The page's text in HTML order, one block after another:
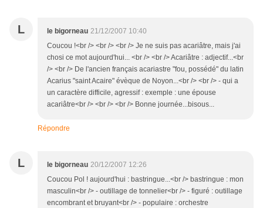
L le bigorneau 21/12/2007 10:40
Coucou !<br /> <br /> <br /> Je ne suis pas acariâtre, mais j'ai
chosi ce mot aujourd'hui... <br /> <br /> Acariâtre : adjectif...<br
/> <br /> De l'ancien français acariastre "fou, possédé" du latin
Acarius "saint Acaire" évèque de Noyon...<br /> <br /> - qui a
un caractère difficile, agressif : exemple : une épouse
acariâtre<br /> <br /> <br /> Bonne journée...bisous...
Répondre
L le bigorneau 20/12/2007 12:26
Coucou Pol ! aujourd'hui : bastringue...<br /> bastringue : mon
masculin<br /> - outillage de tonnelier<br /> - figuré : outillage
encombrant et bruyant<br /> - populaire : orchestre